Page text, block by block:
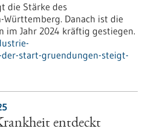
die Stärke des
Danach ist die
im Jahr 2024 kräftig gestiegen.
start-gruendungen-steigt-
entdeckt